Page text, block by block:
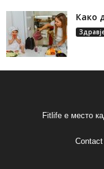
Како
Fitlife е место